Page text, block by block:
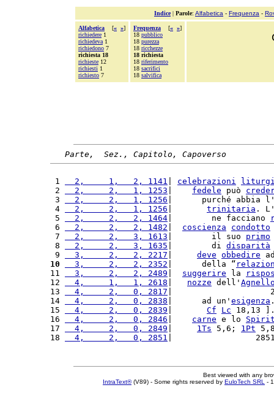
Indice| Parole: Alfabetica - Frequenza -
Alfabetica [« »]
richiedere 1
richiedeva 1
richiedono 7
richiesta 18
richieste 12
richiesti 1
richiesto 7
Frequenza [« »]
18 pubblico
18 purezza
18 ricchezze
18 richiesta
18 riferimento
18 sacrifici
18 salvifica
Parte,  Sez., Capitolo, Capoverso
1
  2,     1,   2, 1141
celebrazioni
2
  2,     2,   1, 1253
fedele può
3
  2,     2,   1, 1256
|      purché abbia
4
  2,     2,   1, 1256
trinitaria .
5
  2,     2,   2, 1464
|        ne facciano
6
  2,     2,   2, 1482
coscienza condotto
7
  2,     2,   3, 1613
|        il suo primo
8
  2,     2,   3, 1635
|        di disparità
9
  3,     2,   2, 2217
deve obbedire
10
  3,     2,   2, 2352
|      della “
11
  3,     2,   2, 2489
suggerire la
12
  4,     1,   1, 2618
nozze dell'
13
  4,     2,   0, 2817
|
14
  4,     2,   0, 2838
|      ad un' esigenza
15
  4,     2,   0, 2839
Cf Lc 18,13
16
  4,     2,   0, 2846
carne e lo
17
  4,     2,   0, 2849
1Ts 5,6; 1Pt
18
  4,     2,   0, 2851
|                 2851
Best viewed with any
IntraText®(V89) - Some rights reserved by EuloTech SRL -